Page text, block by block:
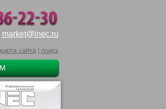
market@inec.ru
карта сайта| поиск